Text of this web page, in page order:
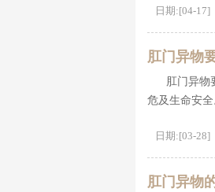
日期:[04-17]
肛门异物
肛门异物
危及生命安
日期:[03-28]
肛门异物